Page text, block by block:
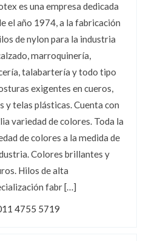
es una empresa dedicada
el año 1974, a la fabricación
de nylon para la industria
marroquinería,
talabartería y todo tipo
exigentes en cueros,
y telas plásticas. Cuenta con
variedad de colores. Toda la
de colores a la medida de
Colores brillantes y
Hilos de alta
fabr […]
4755 5719